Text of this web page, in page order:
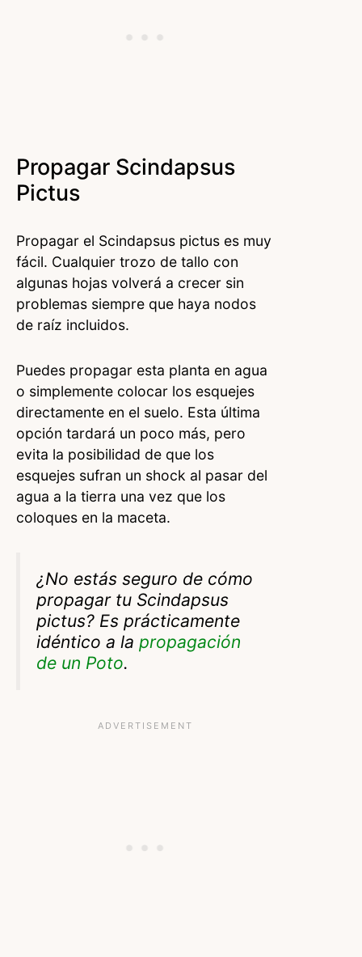
Propagar Scindapsus
Pictus
Propagar el Scindapsus pictus es muy
fácil. Cualquier trozo de tallo con
algunas hojas volverá a crecer sin
problemas siempre que haya nodos
de raíz incluidos.
Puedes propagar esta planta en agua
o simplemente colocar los esquejes
directamente en el suelo. Esta última
opción tardará un poco más, pero
evita la posibilidad de que los
esquejes sufran un shock al pasar del
agua a la tierra una vez que los
coloques en la maceta.
¿No estás seguro de cómo
propagar tu Scindapsus
pictus? Es prácticamente
idéntico a la propagación
de un Poto.